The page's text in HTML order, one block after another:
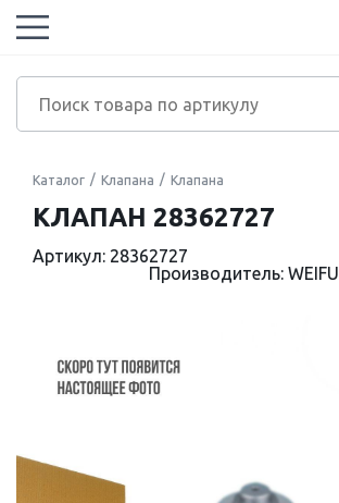
Каталог Клапана Клапана
КЛАПАН 28362727
Артикул: 28362727
Производитель: WEIFU